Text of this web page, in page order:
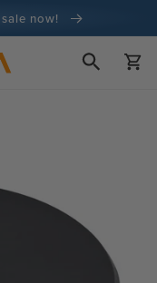
now!
장
바
구